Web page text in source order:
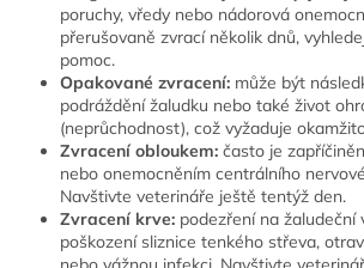
poruchy, vředy nebo nádorová
přerušovaně zvrací několik dnů,
pomoc.
Opakované zvracení: může být
podráždění žaludku nebo také život
(neprůchodnost), což vyžaduje
Zvracení obloukem: často je
nebo onemocněním centrálního
Navštivte veterináře ještě tentýž den.
Zvracení krve: podezření na žaludeční
poškození sliznice tenkého střeva,